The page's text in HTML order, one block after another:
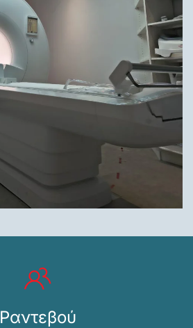
Ραντεβού